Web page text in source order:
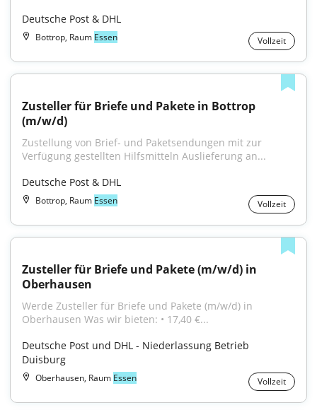
Deutsche Post & DHL
Bottrop, Raum Essen Vollzeit
Zusteller für Briefe und Pakete in Bottrop
(m/w/d)
Zustellung von Brief- und Paketsendungen mit zur
Verfügung gestellten Hilfsmitteln Auslieferung an...
Deutsche Post & DHL
Bottrop, Raum Essen Vollzeit
Zusteller für Briefe und Pakete (m/w/d) in
Oberhausen
Werde Zusteller für Briefe und Pakete (m/w/d) in
Oberhausen Was wir bieten: • 17,40 €...
Deutsche Post und DHL - Niederlassung Betrieb
Duisburg
Oberhausen, Raum Essen Vollzeit